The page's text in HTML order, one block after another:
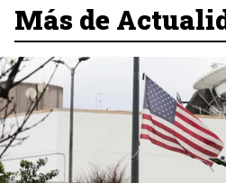
Más de